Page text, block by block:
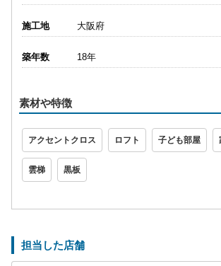
施工地 大阪府
築年数 18年
素材や特徴
アクセントクロス ロフト 子ども部屋
雲梯 黒板
担当した店舗